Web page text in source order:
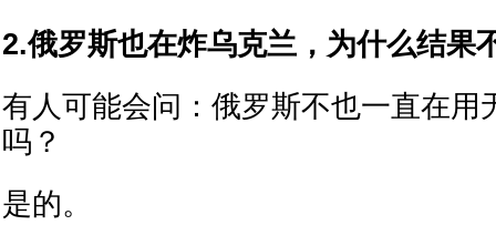
2.俄罗斯也在炸乌克兰，为什么结果
有人可能会问：俄罗斯不也一直在用
吗？
是的。